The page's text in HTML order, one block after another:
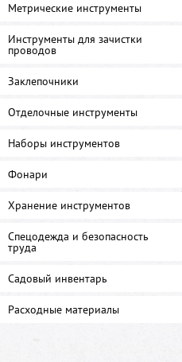
Метрические инструменты
Инструменты для зачистки
проводов
Заклепочники
Отделочные инструменты
Наборы инструментов
Фонари
Хранение инструментов
Спецодежда и безопасность
труда
Садовый инвентарь
Расходные материалы